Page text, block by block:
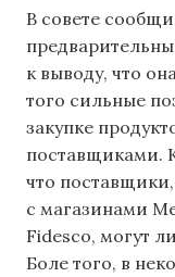
В совете
к выводу, что
того сильные
закупке
поставщиками.
что
с магазинами
Fidesco, могут
Боле того, в